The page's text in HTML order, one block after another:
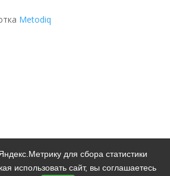
для сбора статистики
использовать сайт, вы соглашаетесь
Metodiq